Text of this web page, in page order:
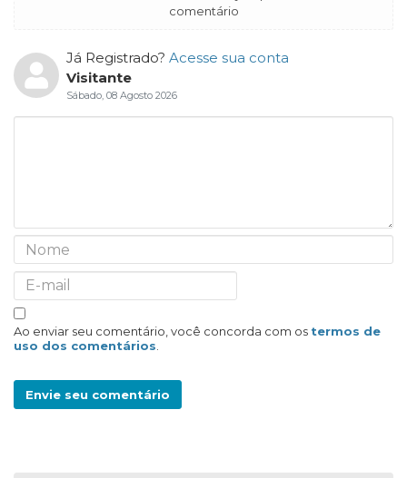
comentário
Já Registrado? Acesse sua conta
Visitante
Sábado, 08 Agosto 2026
Ao enviar seu comentário, você concorda com os termos de
uso dos comentários
Envie seu comentário